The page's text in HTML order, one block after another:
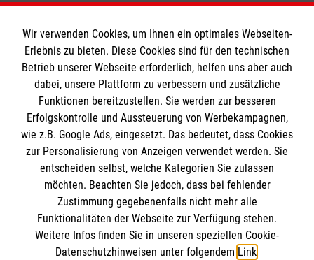
Mobil015111195128
Nachricht senden
Informationen
Impressum
Datenschutz
Barrierefreiheit
Spendenkonto
Wir verwenden Cookies, um Ihnen ein optimales Webseiten-
Erlebnis zu bieten. Diese Cookies sind für den technischen
Betrieb unserer Webseite erforderlich, helfen uns aber auch
dabei, unsere Plattform zu verbessern und zusätzliche
Funktionen bereitzustellen. Sie werden zur besseren
Erfolgskontrolle und Aussteuerung von Werbekampagnen,
wie z.B. Google Ads, eingesetzt. Das bedeutet, dass Cookies
zur Personalisierung von Anzeigen verwendet werden. Sie
entscheiden selbst, welche Kategorien Sie zulassen
möchten. Beachten Sie jedoch, dass bei fehlender
Zustimmung gegebenenfalls nicht mehr alle
Funktionalitäten der Webseite zur Verfügung stehen.
Weitere Infos finden Sie in unseren speziellen Cookie-
Datenschutzhinweisen unter folgendem Link.